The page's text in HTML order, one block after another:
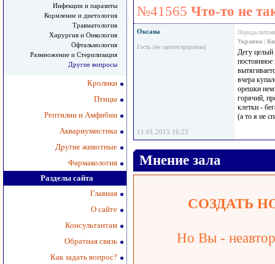
Инфекции и паразиты
Кормление и диетология
Травматология
Хирургия и Онкология
Офтальмология
Размножение и Стерилизация
Другие вопросы
Кролики
Птицы
Рептилии и Амфибии
Аквариумистика
Другие животные
Фармакология
Разделы сайта
Главная
О сайте
Консультантам
Обратная связь
Как задать вопрос?
№41565 Что-то не
Оксана
Гость (не зарегистрирован)
Порода
Украина |
Дегу целый
вчера
орешки
горячий,
клетки -
(а то я не
11.01.2015 16:23
Мнение зала
СОЗДАТЬ
Но Вы -